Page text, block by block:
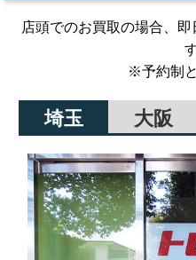
店頭でのお買取の場合、
※予約制
埼玉 大阪